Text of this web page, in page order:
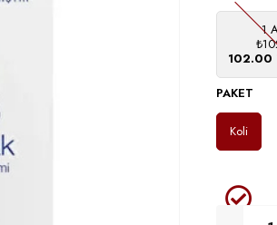
1
102.00
PAKET
Koli